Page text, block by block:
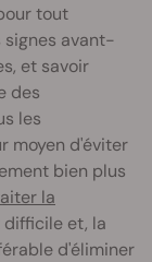
tout
signes avant-
et savoir
des
les
moyen d'éviter
bien plus
la
et, la
d'éliminer